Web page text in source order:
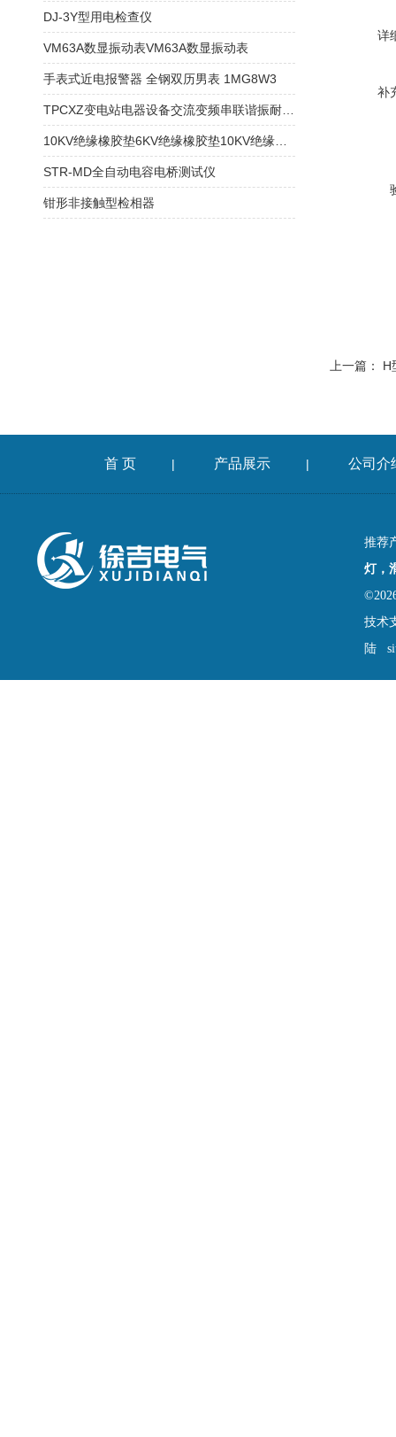
详
补
上一篇： H
DJ-3Y型用电检查仪
VM63A数显振动表VM63A数显振动表
手表式近电报警器 全钢双历男表 1MG8W3
STR-MD全自动电容电桥测试仪
钳形非接触型检相器
首 页 | 产品展示 | 公司介
推荐
灯，
技术
陆